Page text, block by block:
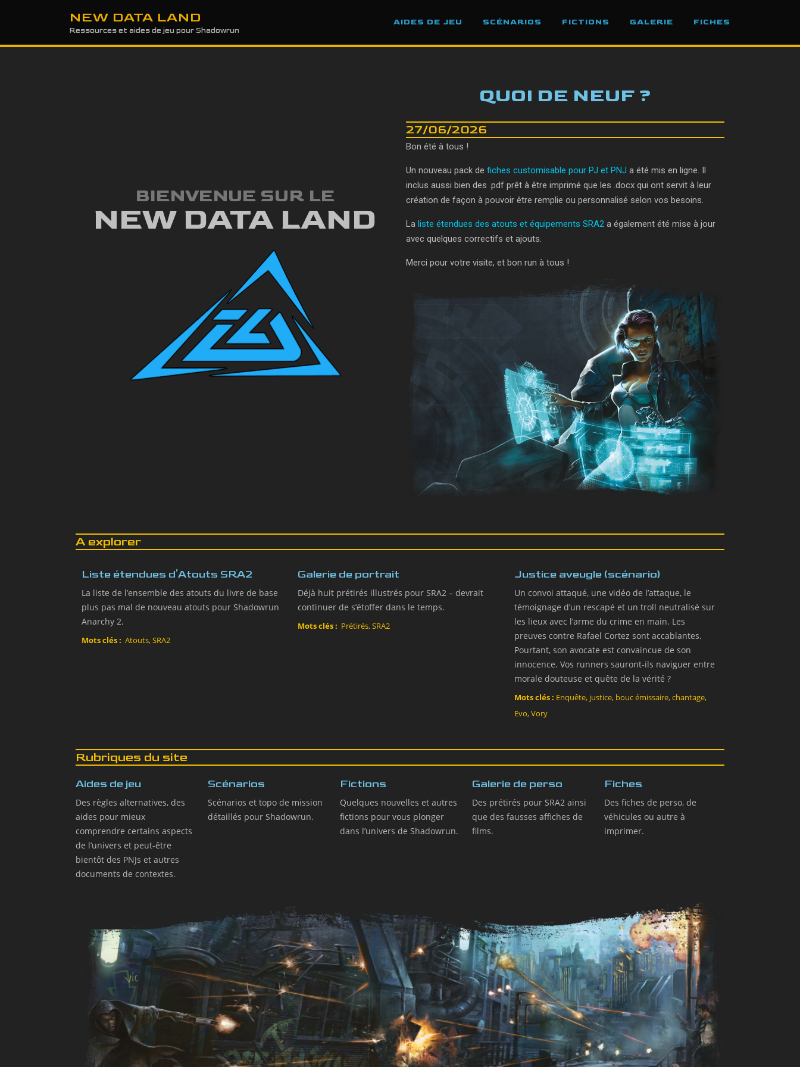
NEW DATA LAND
Ressources et aides de jeu pour Shadowrun
AIDES DE JEU SCÉNARIOS FICTIONS GALERIE FICHES
BIENVENUE SUR LE
NEW DATA LAND
QUOI DE NEUF ?
27/06/2026
Bon été à tous !
Un nouveau pack de fiches customisable pour PJ et PNJ a été mis en ligne. Il
inclus aussi bien des .pdf prêt à être imprimé que les .docx qui ont servit à leur
création de façon à pouvoir être remplie ou personnalisé selon vos besoins.
La liste étendues des atouts et équipements SRA2 a également été mise à jour
avec quelques correctifs et ajouts.
Merci pour votre visite, et bon run à tous !
A explorer
Liste étendues d'Atouts SRA2
La liste de l’ensemble des atouts du livre de base
plus pas mal de nouveau atouts pour Shadowrun
Anarchy 2.
Mots clés : Atouts, SRA2
Galerie de portrait
Déjà huit prétirés illustrés pour SRA2 – devrait
continuer de s’étoffer dans le temps.
Mots clés : Prétirés, SRA2
Justice aveugle (scénario)
Un convoi attaqué, une vidéo de l’attaque, le
témoignage d’un rescapé et un troll neutralisé sur
les lieux avec l’arme du crime en main. Les
preuves contre Rafael Cortez sont accablantes.
Pourtant, son avocate est convaincue de son
innocence. Vos runners sauront-ils naviguer entre
morale douteuse et quête de la vérité ?
Mots clés : Enquête, justice, bouc émissaire, chantage,
Evo, Vory
Rubriques du site
Aides de jeu
Des règles alternatives, des
aides pour mieux
comprendre certains aspects
de l’univers et peut-être
bientôt des PNJs et autres
documents de contextes.
Scénarios
Scénarios et topo de mission
détaillés pour Shadowrun.
Fictions
Quelques nouvelles et autres
fictions pour vous plonger
dans l’univers de Shadowrun.
Galerie de perso
Des prétirés pour SRA2 ainsi
que des fausses affiches de
films.
Fiches
Des fiches de perso, de
véhicules ou autre à
imprimer.